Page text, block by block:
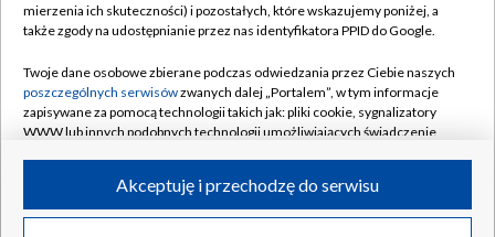
Naziemna Telewizja Cyfrowa
Rada Programowa
System NOS
Informacje o nadawcy
Program dla prasy
Pomoc
Kontakt
Kanały
©2026 Telewizja Polska S.A. w likwidacji
mierzenia ich skuteczności) i pozostałych, które wskazujemy poniżej, a
także zgody na udostępnianie przez nas identyfikatora PPID do Google.
Twoje dane osobowe zbierane podczas odwiedzania przez Ciebie naszych
poszczególnych serwisówzwanych dalej „Portalem”, w tym informacje
zapisywane za pomocą technologii takich jak: pliki cookie, sygnalizatory
WWW lub innych podobnych technologii umożliwiających świadczenie
ruchu w Internecie.Akceptuję i przechodzę do serwisu